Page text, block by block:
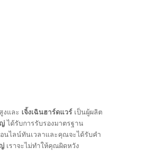
และ เจิ้งเฉินฮาร์ดแวร์ เป็นผู้ผลิต
ได้รับการรับรองมาตรฐาน
นไลน์ทันเวลาและคุณจะได้รับคำ
เราจะไม่ทำให้คุณผิดหวัง